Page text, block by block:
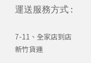
運送服務方式 :
7-11、全家店到店
新竹貨運